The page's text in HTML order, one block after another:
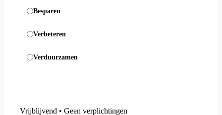
Besparen
Verbeteren
Verduurzamen
Vrijblijvend • Geen verplichtingen